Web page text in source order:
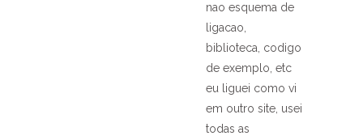
nao esquema de
ligacao,
biblioteca, codigo
de exemplo, etc
eu liguei como vi
em outro site, usei
todas as